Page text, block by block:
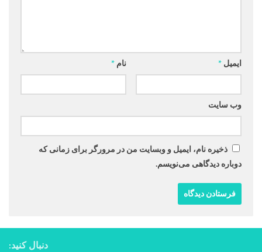
نام * ایمیل *
وب‌ سایت
ذخیره نام، ایمیل و وبسایت من در مرورگر برای زمانی که
دوباره دیدگاهی می‌نویسم.
دنبال کنید: